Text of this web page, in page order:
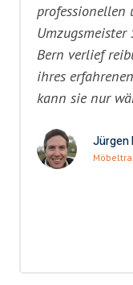
professionellen
Bern verlief
ihres
kann sie nur
Jürgen